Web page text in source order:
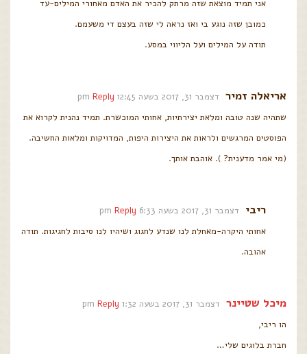
אני תמיד מוצאת שזה מרתק להכיר את האדם מאחורי המילים-עד
כמובן שזה נוגע בי ואז נראה לי שזה בעצם די משעמם.
תודה על המילים ועל הליווי במסע.
אריאלה זמיר דצמבר 31, 2017 בשעה 12:45 pm
Reply
שתהיה שנה טובה ומלאת יצירתיות, אחותי המוכשרת. תמיד נהנית לקרוא את
הפוסטים המרגשים ולראות את היצירות היפות, המדויקות ומלאות החשיבה.
(מי אמר מדענית? ). אוהבת אותך.
ריבי דצמבר 31, 2017 בשעה 6:33 pm
Reply
אחותי היקרה-מאחלת לנו שנדע לחגוג ושיהיו לנו סיבות לחגיגות. תודה
אהובה.
מיכל שטיינר דצמבר 31, 2017 בשעה 1:32 pm
Reply
הו ריבי,
חברת בלוגים שלי…